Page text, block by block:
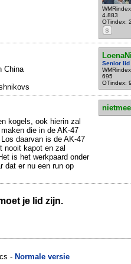
4.883
OTindex:
S
Senior lid
695
OTindex:
China
kogels, ook hierin zal
die in de AK-47
daarvan is de AK-47
nooit kapot en zal
is het werkpaard onder
dat er nu een run op
je lid zijn.
- Normale versie